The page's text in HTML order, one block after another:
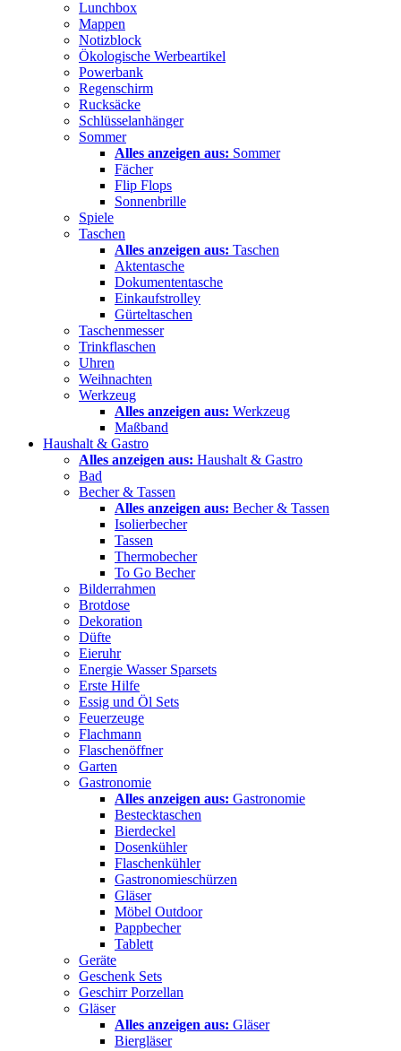
Lunchbox
Mappen
Notizblock
Ökologische Werbeartikel
Powerbank
Regenschirm
Rucksäcke
Schlüsselanhänger
Sommer
Alles anzeigen aus: Sommer
Fächer
Flip Flops
Sonnenbrille
Spiele
Taschen
Alles anzeigen aus: Taschen
Aktentasche
Dokumententasche
Einkaufstrolley
Gürteltaschen
Taschenmesser
Trinkflaschen
Uhren
Weihnachten
Werkzeug
Alles anzeigen aus: Werkzeug
Maßband
Haushalt & Gastro
Alles anzeigen aus: Haushalt & Gastro
Bad
Becher & Tassen
Alles anzeigen aus: Becher & Tassen
Isolierbecher
Tassen
Thermobecher
To Go Becher
Bilderrahmen
Brotdose
Dekoration
Düfte
Eieruhr
Energie Wasser Sparsets
Erste Hilfe
Essig und Öl Sets
Feuerzeuge
Flachmann
Flaschenöffner
Garten
Gastronomie
Alles anzeigen aus: Gastronomie
Bestecktaschen
Bierdeckel
Dosenkühler
Flaschenkühler
Gastronomieschürzen
Gläser
Möbel Outdoor
Pappbecher
Tablett
Geräte
Geschenk Sets
Geschirr Porzellan
Gläser
Alles anzeigen aus: Gläser
Biergläser